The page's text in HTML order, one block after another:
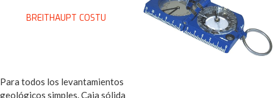
BREITHAUPT COSTU
Para todos los levantamientos
geológicos simples. Caja sólida